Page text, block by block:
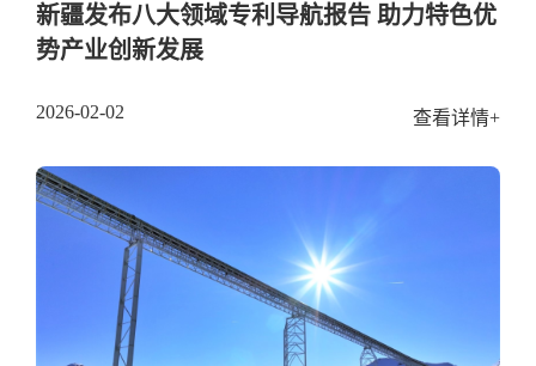
新疆发布八大领域专利导航报告 助力特色优
势产业创新发展
2026-02-02 查看详情+